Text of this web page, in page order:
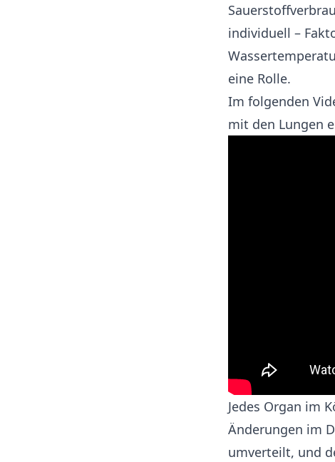
individuell –
eine Rolle.
Im folgenden
mit den Lungen
Jedes Organ im
Änderungen im
umverteilt, und